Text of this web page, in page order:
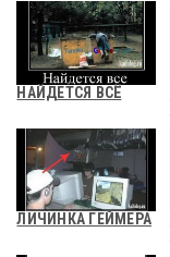
НАЙДЕТСЯ ВСЁ
ЛИЧИНКА ГЕЙМЕРА